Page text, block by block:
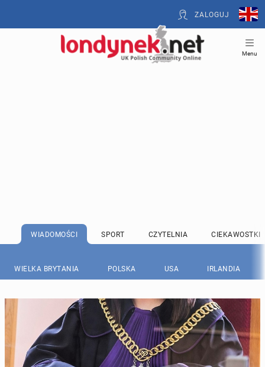
ZALOGUJ
Menu
WIADOMOŚCI SPORT CZYTELNIA CIEKAWOSTKI
WIELKA BRYTANIA POLSKA USA IRLANDIA